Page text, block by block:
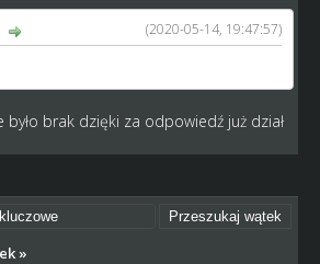
(2020-05-14, 19:47:57)
było brak dzięki za odpowiedź już dział
»